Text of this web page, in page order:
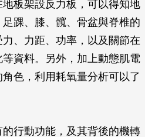
板架設反力板，可以得知地
踝、膝、髖、骨盆與脊椎的
、力距、功率，以及關節在
資料。另外，加上動態肌電
色，利用耗氧量分析可以了
行動功能，及其背後的機轉